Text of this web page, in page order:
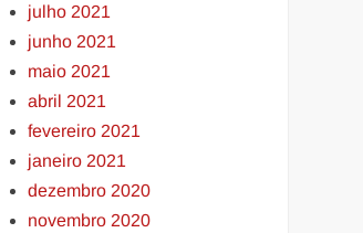
julho 2021
junho 2021
maio 2021
abril 2021
fevereiro 2021
janeiro 2021
dezembro 2020
novembro 2020